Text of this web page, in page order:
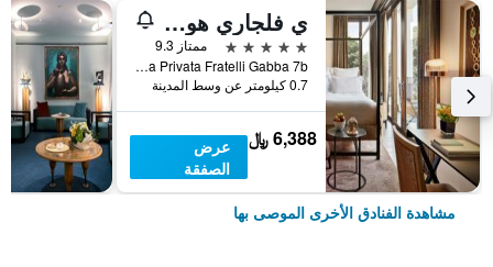
ي فلجاري هوتل ميلانو
5 نجوم
ممتاز 9.3
Via Privata Fratelli Gabba 7b, ميلان, مقاطعة ميلانو, إيطاليا
0.7 كيلومتر عن وسط المدينة
6,388 ﷼
عرض
الصفقة
مشاهدة الفنادق الأخرى الموصى بها